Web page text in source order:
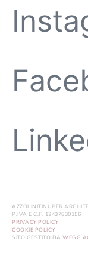
AZZOLINITINUPER
P.IVA E C.F. 12437830156
PRIVACY POLICY
COOKIE POLICY
SITO GESTITO DA WEGG